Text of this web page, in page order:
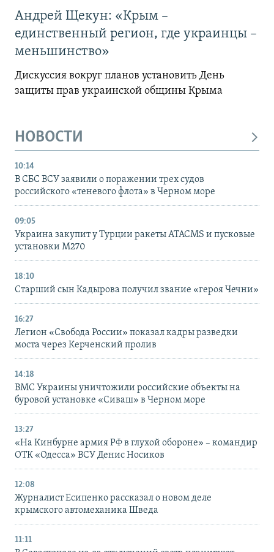
Андрей Щекун: «Крым –
единственный регион, где украинцы –
меньшинство»
Дискуссия вокруг планов установить День
защиты прав украинской общины Крыма
НОВОСТИ
10:14
В СБС ВСУ заявили о поражении трех судов
российского «теневого флота» в Черном море
09:05
Украина закупит у Турции ракеты ATACMS и пусковые
установки M270
18:10
Старший сын Кадырова получил звание «героя Чечни»
16:27
Легион «Свобода России» показал кадры разведки
моста через Керченский пролив
14:18
ВМС Украины уничтожили российские объекты на
буровой установке «Сиваш» в Черном море
13:27
«На Кинбурне армия РФ в глухой обороне» – командир
ОТК «Одесса» ВСУ Денис Носиков
12:08
Журналист Есипенко рассказал о новом деле
крымского автомеханика Шведа
11:11